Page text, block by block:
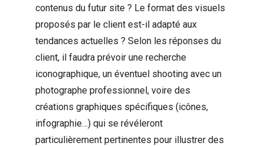
contenus du futur site ? Le format des visuels
proposés par le client est-il adapté aux
tendances actuelles ? Selon les réponses du
client, il faudra prévoir une recherche
iconographique, un éventuel shooting avec un
photographe professionnel, voire des
créations graphiques spécifiques (icônes,
infographie…) qui se révéleront
particulièrement pertinentes pour illustrer des